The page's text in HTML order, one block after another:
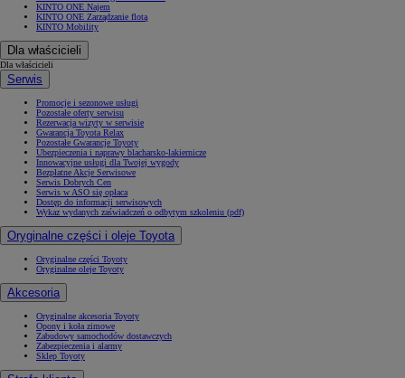
KINTO ONE Najem
KINTO ONE Zarządzanie flotą
KINTO Mobility
Dla właścicieli
Dla właścicieli
Serwis
Promocje i sezonowe usługi
Pozostałe oferty serwisu
Rezerwacja wizyty w serwisie
Gwarancja Toyota Relax
Pozostałe Gwarancje Toyoty
Ubezpieczenia i naprawy blacharsko-lakiernicze
Innowacyjne usługi dla Twojej wygody
Bezpłatne Akcje Serwisowe
Serwis Dobrych Cen
Serwis w ASO się opłaca
Dostęp do informacji serwisowych
Wykaz wydanych zaświadczeń o odbytym szkoleniu (pdf)
Oryginalne części i oleje Toyota
Oryginalne części Toyoty
Oryginalne oleje Toyoty
Akcesoria
Oryginalne akcesoria Toyoty
Opony i koła zimowe
Zabudowy samochodów dostawczych
Zabezpieczenia i alarmy
Sklep Toyoty